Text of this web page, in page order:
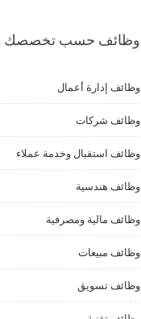
وظائف حسب تخصصك
وظائف إدارة أعمال
وظائف شركات
وظائف استقبال وخدمة عملاء
وظائف هندسية
وظائف مالية ومصرفية
وظائف مبيعات
وظائف تسويق